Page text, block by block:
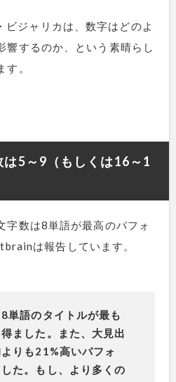
ジャリカは、数字はどのよ
響するのか、という素晴らし
。
5～9（もしくは16～1
字数は8単語が最高のパフォ
は報告しています。
単語のタイトルが最も
ました。また、大見出
りも21%高いパフォ
た。もし、より多くの